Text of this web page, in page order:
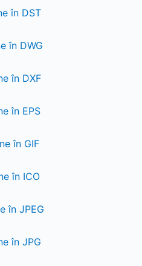
în DST
în DWG
în DXF
în EPS
în GIF
în ICO
în JPEG
în JPG